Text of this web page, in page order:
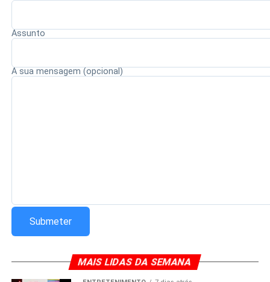
Assunto
A sua mensagem (opcional)
MAIS LIDAS DA SEMANA